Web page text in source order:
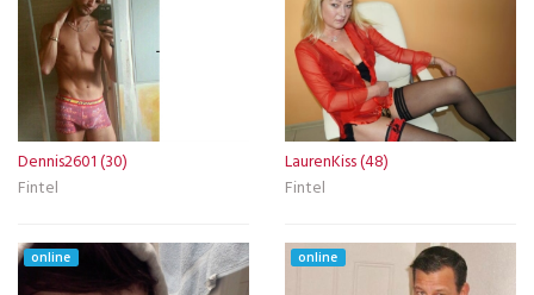
Dennis2601 (30)
Fintel
LaurenKiss (48)
Fintel
online online